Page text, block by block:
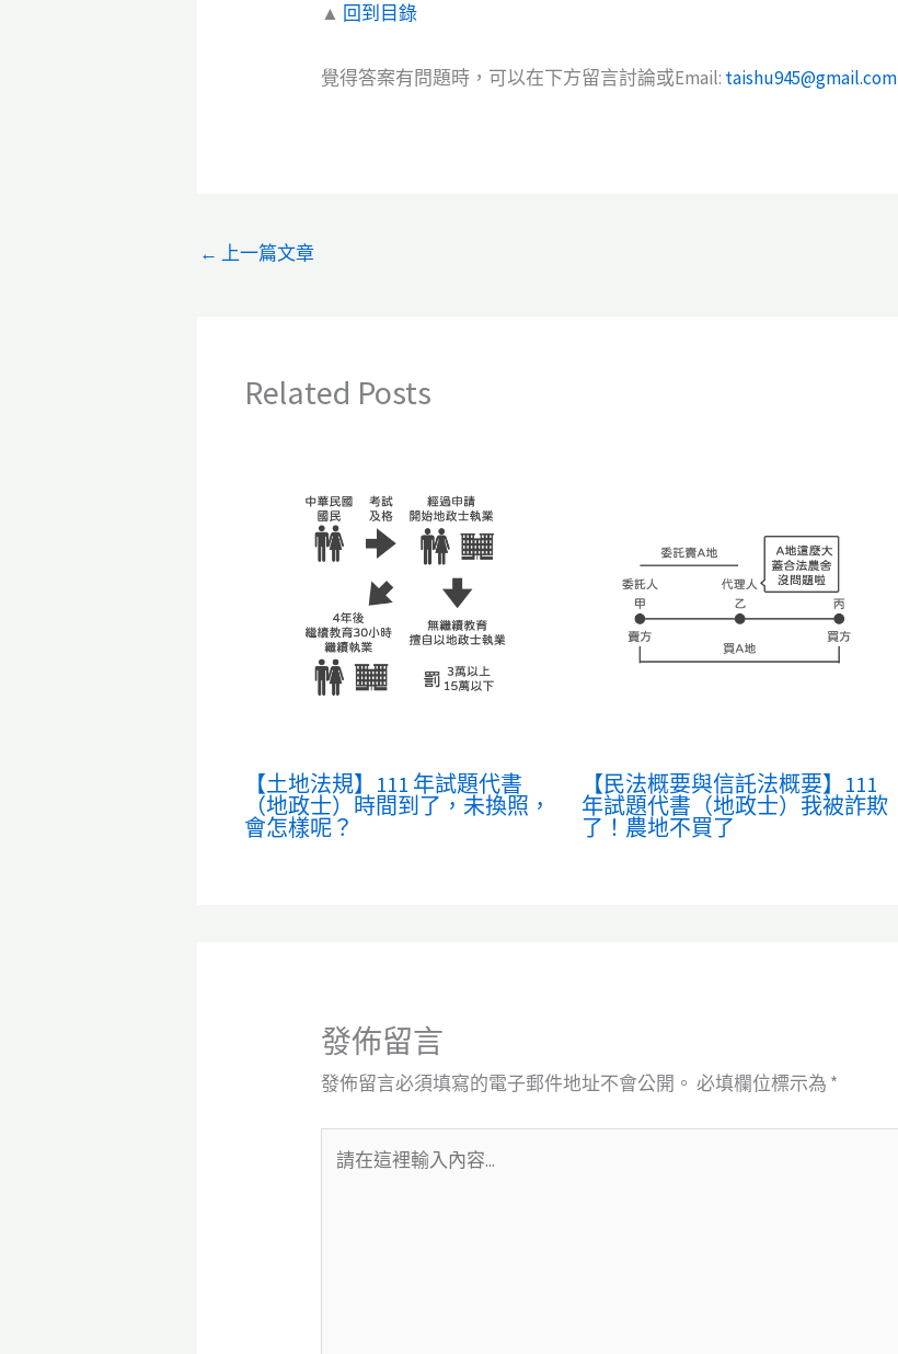
▲ 回到目錄
覺得答案有問題時，可以在下方留言討論或Email: taishu945@gmail.com
← 上一篇文章
Related Posts
【土地法規】111 年試題代書
（地政士）時間到了，未換照，
會怎樣呢？
【民法概要與信託法概要】111
年試題代書（地政士）我被詐欺
了！農地不買了
發佈留言
發佈留言必須填寫的電子郵件地址不會公開。 必填欄位標示為 *